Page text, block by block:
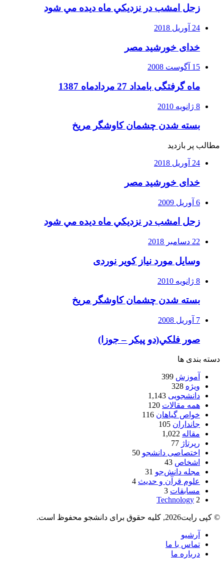
زحل امشب در نزديكي ماه ديده مي شود
24 آوریل 2018
خدای خورشید مصر
15 آگوست 2008
ماه گرفتگی بامداد 27 مردادماه 1387
8 ژانویه 2010
بسته شدن چشمان کاوشگر مريخ
مطالب پر بازدید
24 آوریل 2018
خدای خورشید مصر
6 آوریل 2009
زحل امشب در نزديكي ماه ديده مي شود
22 دسامبر 2018
وسایل مورد نیاز کویر نوردی
8 ژانویه 2010
بسته شدن چشمان کاوشگر مريخ
7 آوریل 2008
صور فلكي(دو پیکر – جوزا)
دسته بندی ها
آموزش 399
ویژه 328
دانشجویی 1,143
همه مقالات 120
خواص گیاهان 116
جانداران 105
مقاله 1,022
رپرتاژ 77
اختصاصی دانشجو 50
اشخاص 43
مجله دانش‌جو 31
علوم قرآن و حدیث 4
مسابقات 3
Technology 2
© کپی رایت2026, کلیه حقوق برای دانشجو محفوظ است.
آرشیو
تماس با ما
درباره ما